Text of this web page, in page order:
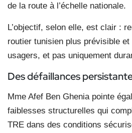
de la route à l’échelle nationale.
L’objectif, selon elle, est clair :
routier tunisien plus prévisible
usagers, et pas uniquement
Des défaillances
Mme Afef Ben Ghenia pointe
faiblesses structurelles qui
TRE dans des conditions